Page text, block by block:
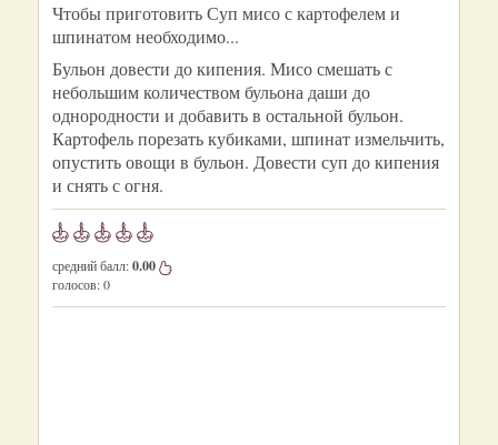
Чтобы приготовить Суп мисо с картофелем и
шпинатом необходимо...
Бульон довести до кипения. Мисо смешать с
небольшим количеством бульона даши до
однородности и добавить в остальной бульон.
Картофель порезать кубиками, шпинат измельчить,
опустить овощи в бульон. Довести суп до кипения
и снять с огня.
средний балл:0.00
голосов:0